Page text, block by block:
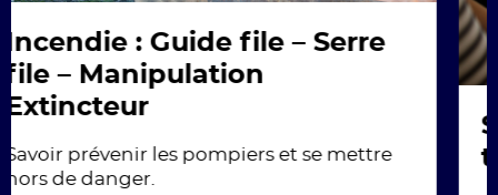
– Serre
et se mettre
Sauveteur
travail